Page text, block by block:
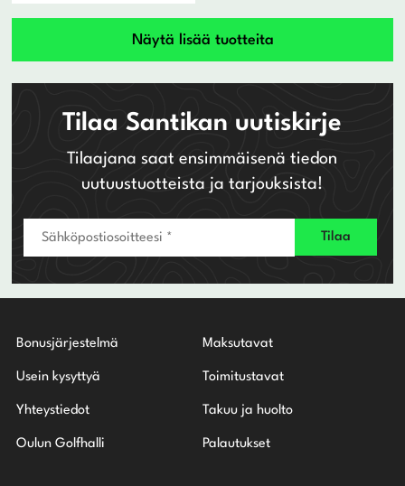
2
Näytä lisää tuotteita
Tilaa Santikan uutiskirje
Tilaajana saat ensimmäisenä tiedon
uutuustuotteista ja tarjouksista!
Bonusjärjestelmä
Usein kysyttyä
Yhteystiedot
Oulun Golfhalli
Maksutavat
Toimitustavat
Takuu ja huolto
Palautukset